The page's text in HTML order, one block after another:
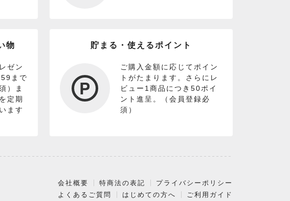
物
ゼン
まで
）ま
定期
ます
貯まる・使えるポイント
ご購入金額に応じてポイン
トがたまります。さらにレ
ビュー1商品につき50ポイ
ント進呈。（会員登録必
須）
会社概要 特商法の表記
プライバシーポリシー
よくあるご質問
はじめての方へ ご利用ガイド